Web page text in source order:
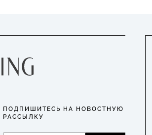
ПОДПИШИТЕСЬ НА НОВОСТНУЮ
РАССЫЛКУ